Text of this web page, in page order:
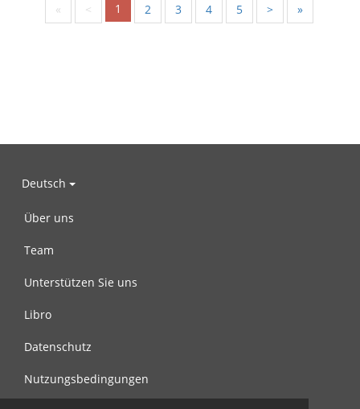
« < 1 2 3 4 5 > »
Deutsch
Über uns
Team
Unterstützen Sie uns
Libro
Datenschutz
Nutzungsbedingungen